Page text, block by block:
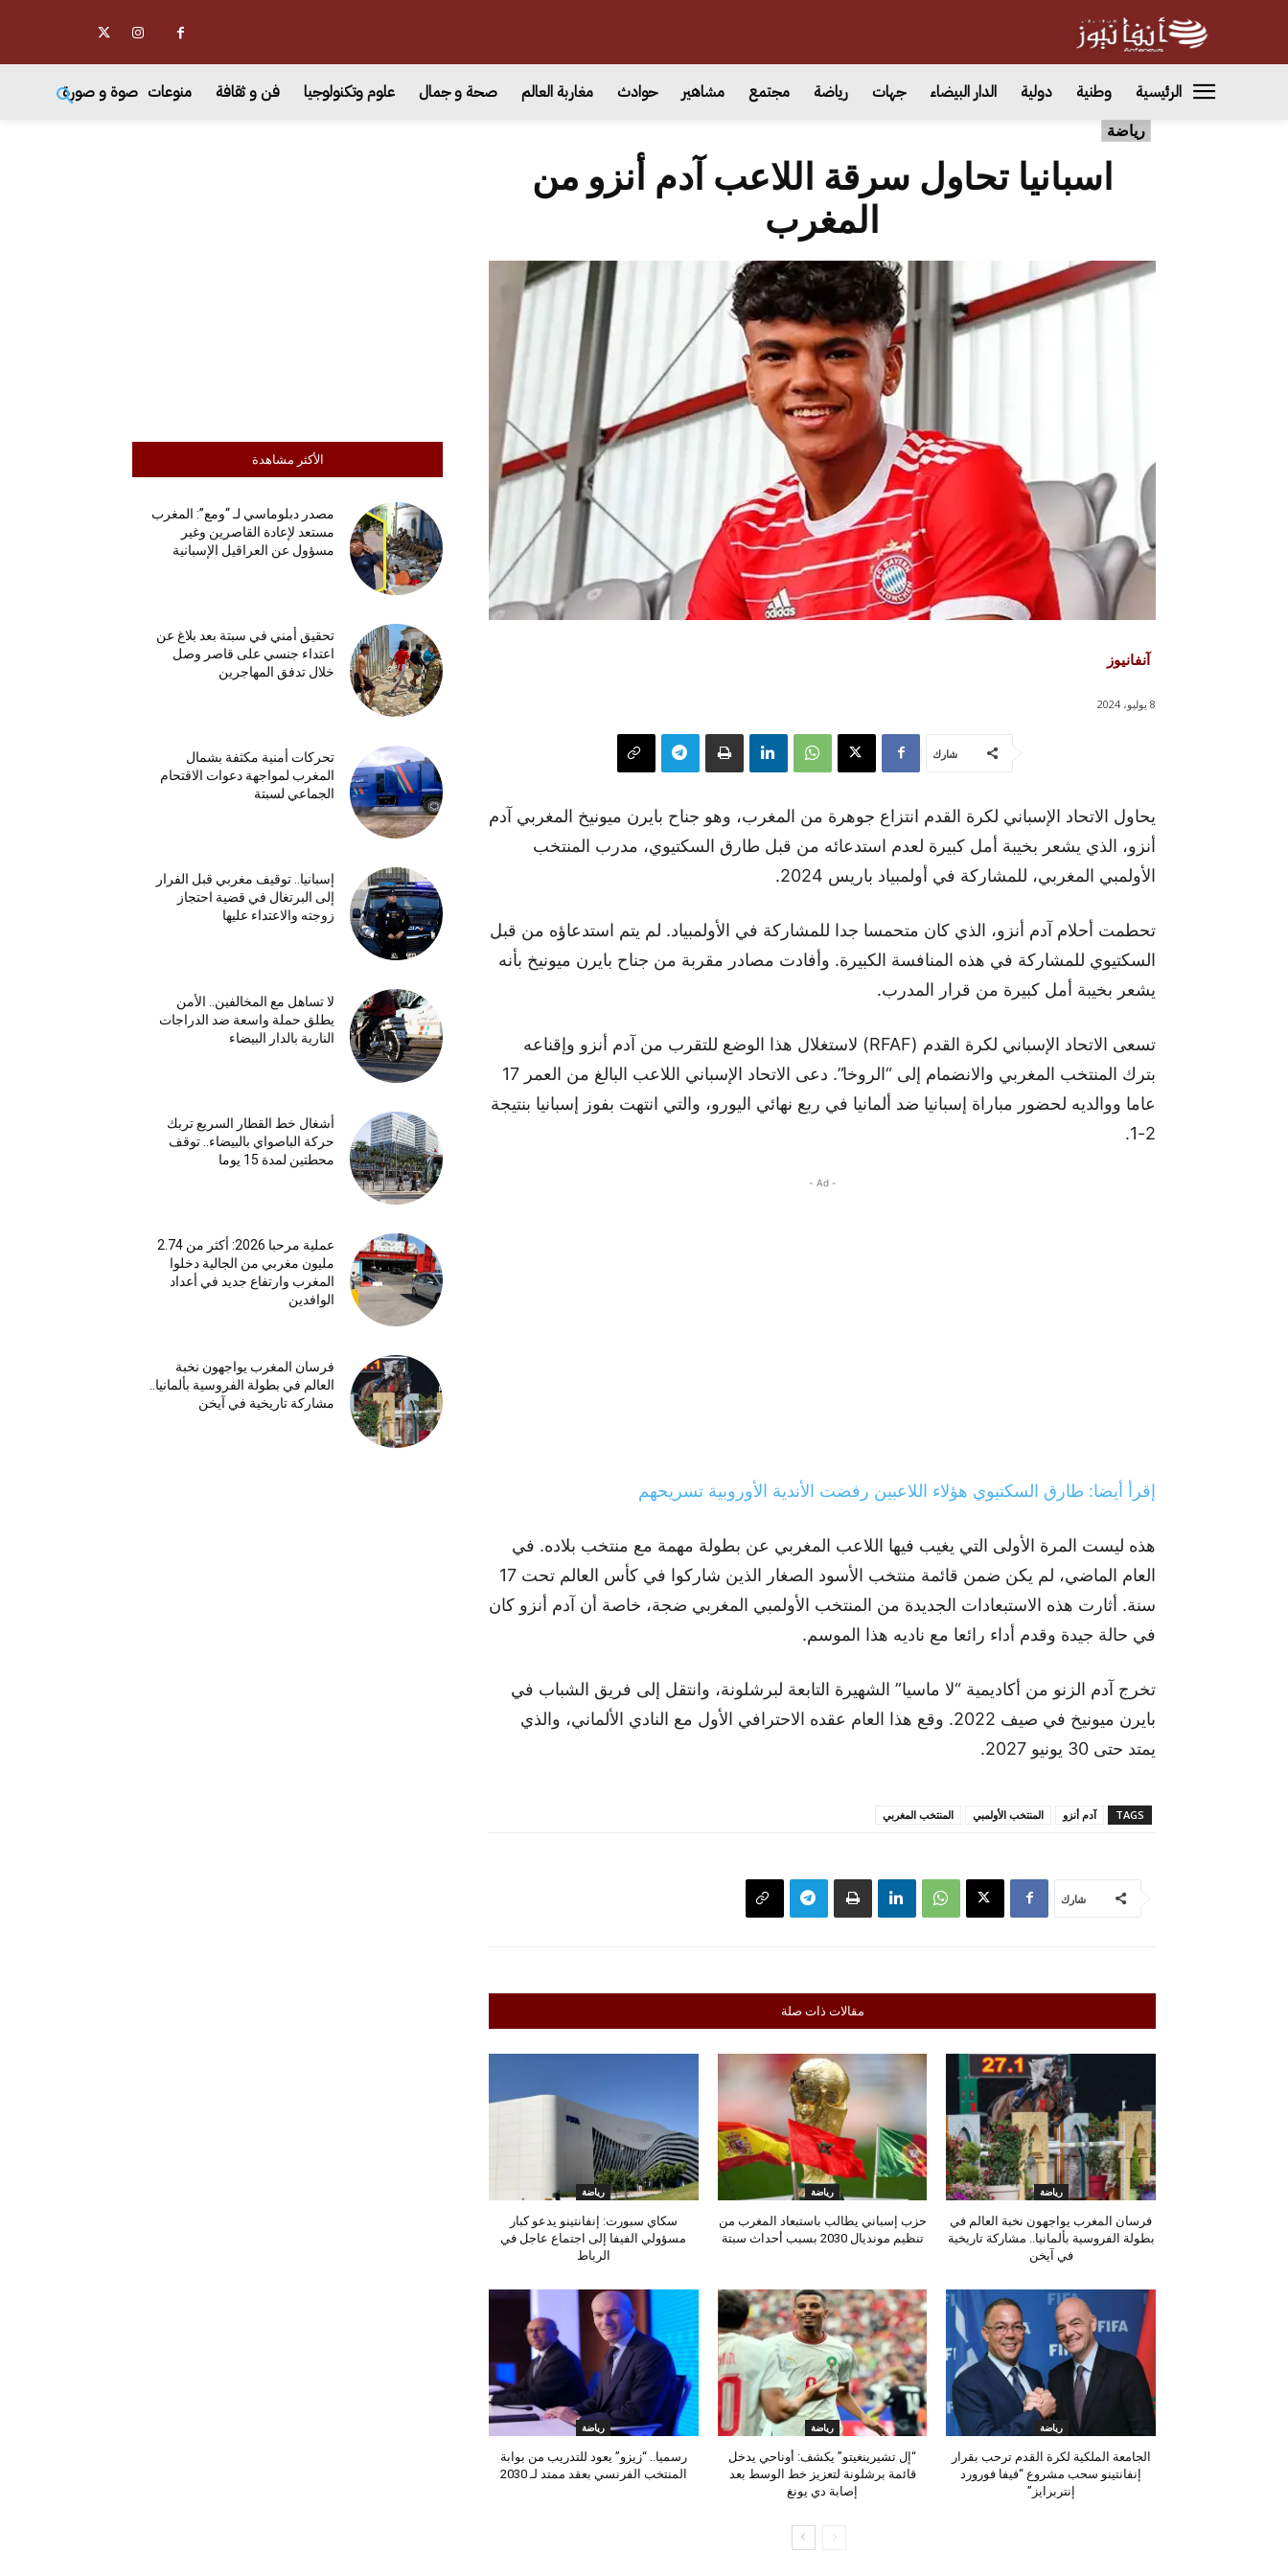
الرئيسية وطنية دولية الدار البيضاء جهات رياضة مجتمع مشاهير حوادث مغاربة العالم صحة و جمال علوم وتكنولوجيا فن و ثقافة منوعات صوة و صورة
رياضة
الأكثر مشاهدة
مصدر دبلوماسي لـ “ومع”: المغرب
مستعد لإعادة القاصرين وغير
مسؤول عن العراقيل الإسبانية
تحقيق أمني في سبتة بعد بلاغ عن
اعتداء جنسي على قاصر وصل
خلال تدفق المهاجرين
تحركات أمنية مكثفة بشمال
المغرب لمواجهة دعوات الاقتحام
الجماعي لسبتة
إسبانيا.. توقيف مغربي قبل الفرار
إلى البرتغال في قضية احتجاز
زوجته والاعتداء عليها
لا تساهل مع المخالفين.. الأمن
يطلق حملة واسعة ضد الدراجات
النارية بالدار البيضاء
أشغال خط القطار السريع تربك
حركة الباصواي بالبيضاء.. توقف
محطتين لمدة 15 يوما
عملية مرحبا 2026: أكثر من 2.74
مليون مغربي من الجالية دخلوا
المغرب وارتفاع جديد في أعداد
الوافدين
فرسان المغرب يواجهون نخبة
العالم في بطولة الفروسية بألمانيا..
مشاركة تاريخية في آيخن
اسبانيا تحاول سرقة اللاعب آدم أنزو من
المغرب
آنفانيوز
8 يوليو، 2024
شارك
يحاول الاتحاد الإسباني لكرة القدم انتزاع جوهرة من المغرب، وهو جناح بايرن ميونيخ المغربي آدم
أنزو، الذي يشعر بخيبة أمل كبيرة لعدم استدعائه من قبل طارق السكتيوي، مدرب المنتخب
الأولمبي المغربي، للمشاركة في أولمبياد باريس 2024.
تحطمت أحلام آدم أنزو، الذي كان متحمسا جدا للمشاركة في الأولمبياد. لم يتم استدعاؤه من قبل
السكتيوي للمشاركة في هذه المنافسة الكبيرة. وأفادت مصادر مقربة من جناح بايرن ميونيخ بأنه
يشعر بخيبة أمل كبيرة من قرار المدرب.
تسعى الاتحاد الإسباني لكرة القدم (RFAF) لاستغلال هذا الوضع للتقرب من آدم أنزو وإقناعه
بترك المنتخب المغربي والانضمام إلى “الروخا”. دعى الاتحاد الإسباني اللاعب البالغ من العمر 17
عاما ووالديه لحضور مباراة إسبانيا ضد ألمانيا في ربع نهائي اليورو، والتي انتهت بفوز إسبانيا بنتيجة
2-1.
- Ad -
إقرأ أيضا: طارق السكتيوي هؤلاء اللاعبين رفضت الأندية الأوروبية تسريحهم
هذه ليست المرة الأولى التي يغيب فيها اللاعب المغربي عن بطولة مهمة مع منتخب بلاده. في
العام الماضي، لم يكن ضمن قائمة منتخب الأسود الصغار الذين شاركوا في كأس العالم تحت 17
سنة. أثارت هذه الاستبعادات الجديدة من المنتخب الأولمبي المغربي ضجة، خاصة أن آدم أنزو كان
في حالة جيدة وقدم أداء رائعا مع ناديه هذا الموسم.
تخرج آدم الزنو من أكاديمية “لا ماسيا” الشهيرة التابعة لبرشلونة، وانتقل إلى فريق الشباب في
بايرن ميونيخ في صيف 2022. وقع هذا العام عقده الاحترافي الأول مع النادي الألماني، والذي
يمتد حتى 30 يونيو 2027.
TAGS آدم أنزو المنتخب الأولمبي المنتخب المغربي
شارك
مقالات ذات صلة
رياضة
فرسان المغرب يواجهون نخبة العالم في
بطولة الفروسية بألمانيا.. مشاركة تاريخية
في آيخن
رياضة
حزب إسباني يطالب باستبعاد المغرب من
تنظيم مونديال 2030 بسبب أحداث سبتة
رياضة
سكاي سبورت: إنفانتينو يدعو كبار
مسؤولي الفيفا إلى اجتماع عاجل في
الرباط
رياضة
الجامعة الملكية لكرة القدم ترحب بقرار
إنفانتينو سحب مشروع “فيفا فورورد
إنتربرايز”
رياضة
“إل تشيرينغيتو” يكشف: أوناحي يدخل
قائمة برشلونة لتعزيز خط الوسط بعد
إصابة دي يونغ
رياضة
رسميا.. “زيزو” يعود للتدريب من بوابة
المنتخب الفرنسي بعقد ممتد لـ 2030